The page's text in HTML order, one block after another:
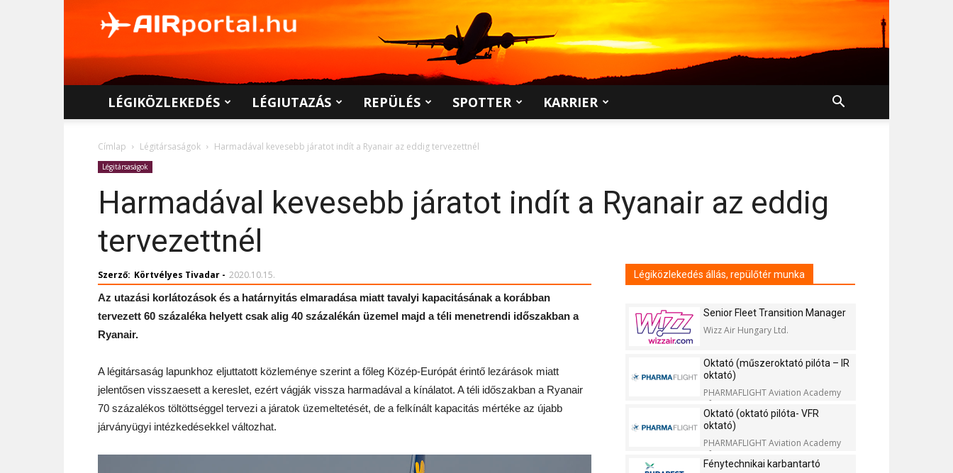
LÉGIKÖZLEKEDÉS LÉGIUTAZÁS REPÜLÉS SPOTTER KARRIER
Címlap Légitársaságok Harmadával kevesebb járatot indít a Ryanair az eddig tervezettnél
Légitársaságok
Harmadával kevesebb járatot indít a Ryanair az eddig
tervezettnél
Szerző: Körtvélyes Tivadar - 2020.10.15.
Az utazási korlátozások és a határnyitás elmaradása miatt tavalyi kapacitásának a korábban
tervezett 60 százaléka helyett csak alig 40 százalékán üzemel majd a téli menetrendi időszakban a
Ryanair.
A légitársaság lapunkhoz eljuttatott közleménye szerint a főleg Közép-Európát érintő lezárások miatt
jelentősen visszaesett a kereslet, ezért vágják vissza harmadával a kínálatot. A téli időszakban a Ryanair
70 százalékos töltöttséggel tervezi a járatok üzemeltetését, de a felkínált kapacitás mértéke az újabb
járványügyi intézkedésekkel változhat.
Légiközlekedés állás, repülőtér munka
Senior Fleet Transition Manager
Wizz Air Hungary Ltd.
Oktató (műszeroktató pilóta – IR
oktató)
PHARMAFLIGHT Aviation Academy
Kft.
Oktató (oktató pilóta- VFR
oktató)
PHARMAFLIGHT Aviation Academy
Kft.
Fénytechnikai karbantartó